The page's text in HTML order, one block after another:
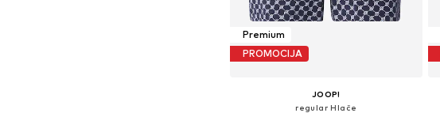
Premium
PROMOCIJA
JOOP!
regular Hlače